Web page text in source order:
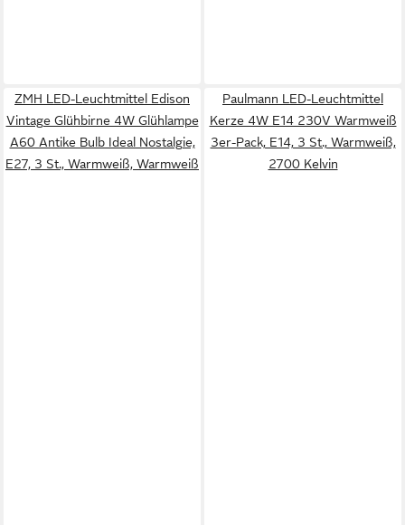
ZMH LED-Leuchtmittel Edison
Vintage Glühbirne 4W Glühlampe
A60 Antike Bulb Ideal Nostalgie,
E27, 3 St., Warmweiß, Warmweiß
Paulmann LED-Leuchtmittel
Kerze 4W E14 230V Warmweiß
3er-Pack, E14, 3 St., Warmweiß,
2700 Kelvin